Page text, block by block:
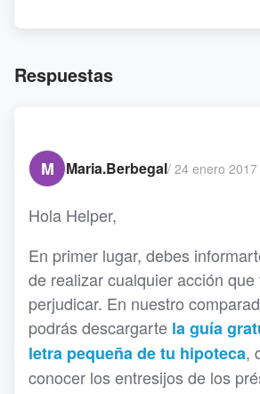
Respuestas
M
Maria.Berbegal/ 24 enero 2017
Hola Helper,
En primer lugar, debes
de realizar cualquier acción
perjudicar. En nuestro
podrás descargarte la guía
letra pequeña de tu hipoteca,
conocer los entresijos de los